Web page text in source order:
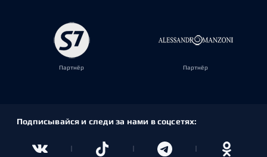
Партнёр Партнёр
Подписывайся и следи за нами в соцсетях: